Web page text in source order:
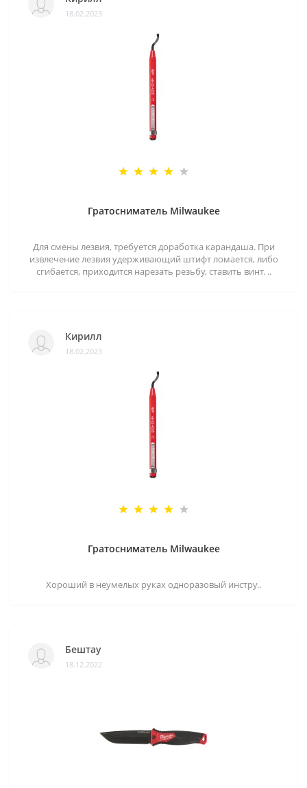
18.02.2023
Гратосниматель Milwaukee
Для смены лезвия, требуется доработка карандаша. При
извлечение лезвия удерживающий штифт ломается, либо
сгибается, приходится нарезать резьбу, ставить винт. ..
Кирилл
18.02.2023
Гратосниматель Milwaukee
Хороший в неумелых руках одноразовый инстру..
Бештау
18.12.2022